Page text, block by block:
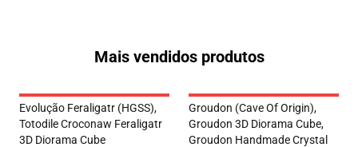
Mais vendidos produtos
Evolução Feraligatr (HGSS),
Totodile Croconaw Feraligatr
3D Diorama Cube
Groudon (Cave Of Origin),
Groudon 3D Diorama Cube,
Groudon Handmade Crystal